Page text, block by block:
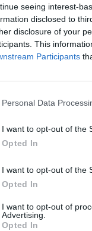
seeing interest-
disclosed to
disclosure of your
This
Participants
Personal Data
I want to opt-out of the
Opted In
I want to opt-out of the
Opted In
I want to opt-out of
Advertising.
Opted In
Entä